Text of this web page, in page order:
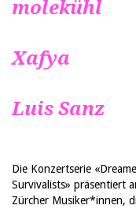
molekühl
Xafya
Luis Sanz
Die Konzertserie
Survivalists» präsentiert
Zürcher Musiker*innen,